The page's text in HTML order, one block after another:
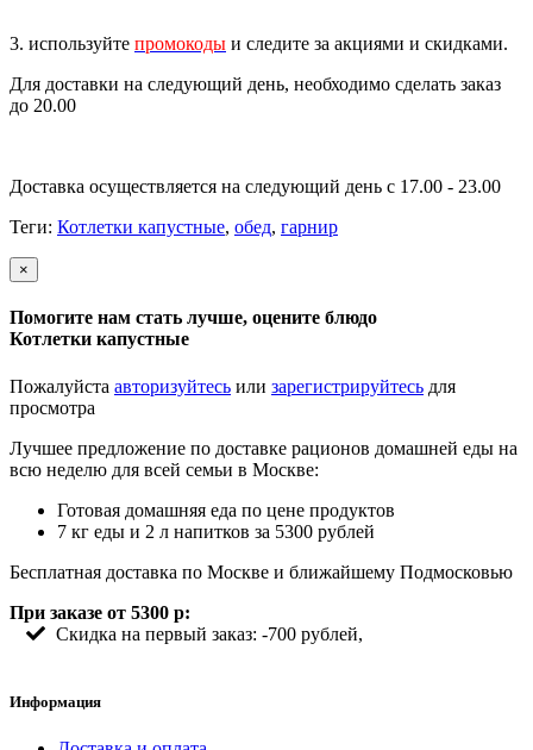
3. используйте промокоды и следите за акциями и скидками.
Для доставки на следующий день, необходимо сделать заказ
до 20.00
Доставка осуществляется на следующий день с 17.00 - 23.00
Теги: Котлетки капустные, обед, гарнир
×
Помогите нам стать лучше, оцените блюдо
Котлетки капустные
Пожалуйста авторизуйтесь или зарегистрируйтесь для
просмотра
Лучшее предложение по доставке рационов домашней еды на
всю неделю для всей семьи в Москве:
Готовая домашняя еда по цене продуктов
7 кг еды и 2 л напитков за 5300 рублей
Бесплатная доставка по Москве и ближайшему Подмосковью
При заказе от 5300 р:
Скидка на первый заказ: -700 рублей,
Информация